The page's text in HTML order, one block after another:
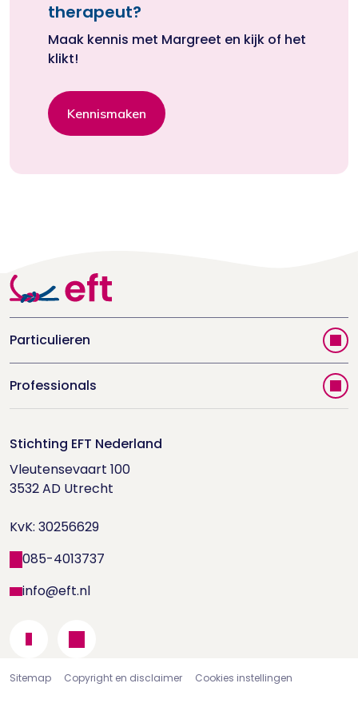
therapeut?
Maak kennis met Margreet en kijk of het
klikt!
Kennismaken
Particulieren
Vind jouw therapeut
Videoportal
Doe de relatietest
Houd me Vast-bijeenkomsten
Professionals
Trainingen
Supervisorenlijst
Nieuwsbrief ontvangen?
Wetenschappelijk onderzoek
Stichting EFT Nederland
Vleutensevaart 100
3532 AD Utrecht
KvK: 30256629
085-4013737
info@eft.nl
Sitemap Copyright en disclaimer Cookies instellingen